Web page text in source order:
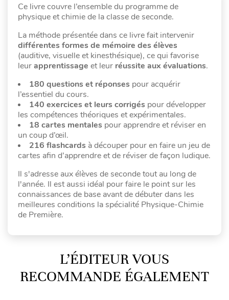
Ce livre couvre l’ensemble du programme de
physique et chimie de la classe de seconde.
La méthode présentée dans ce livre fait intervenir
différentes formes de mémoire des élèves
(auditive, visuelle et kinesthésique), ce qui favorise
leurapprentissage et leur réussite aux évaluations.
180 questions et réponses pour acquérir
l’essentiel du cours.
140 exercices et leurs corrigés pour développer
les compétences théoriques et expérimentales.
18 cartes mentales pour apprendre et réviser en
un coup d’œil.
216 flashcards à découper pour en faire un jeu de
cartes afin d’apprendre et de réviser de façon ludique.
Il s'adresse aux élèves de seconde tout au long de
l'année. Il est aussi idéal pour faire le point sur les
connaissances de base avant de débuter dans les
meilleures conditions la spécialité Physique-Chimie
de Première.
L’ÉDITEUR VOUS
RECOMMANDE ÉGALEMENT